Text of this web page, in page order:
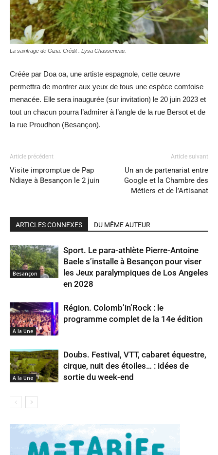
La saxifrage de Gizia. Crédit : Lysa Chasserieau.
Créée par Doa oa, une artiste espagnole, cette œuvre
permettra de montrer aux yeux de tous une espèce comtoise
menacée. Elle sera inaugurée (sur invitation) le 20 juin 2023 et
tout un chacun pourra l’admirer à l’angle de la rue Bersot et de
la rue Proudhon (Besançon).
Article précédent
Visite impromptue de Pap
Ndiaye à Besançon le 2 juin
Article suivant
Un an de partenariat entre
Google et la Chambre des
Métiers et de l’Artisanat
ARTICLES CONNEXES DU MÊME AUTEUR
Besançon
Sport. Le para-athlète Pierre-Antoine
Baele s’installe à Besançon pour viser
les Jeux paralympiques de Los Angeles
en 2028
A la Une
Région. Colomb’in’Rock : le
programme complet de la 14e édition
A la Une
Doubs. Festival, VTT, cabaret équestre,
cirque, nuit des étoiles… : idées de
sortie du week-end